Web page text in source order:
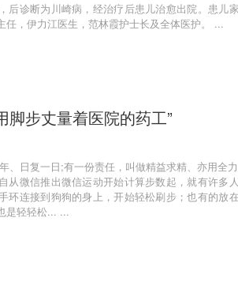
后诊断为川崎病，经治疗后患儿治愈出院。患儿
任，伊力江医生，范林霞护士长及全体医护。 ...
步丈量着医院的药工”
、日复一日;有一份责任，叫做精益求精、亦用全
从微信推出微信运动开始计算步数起，就有许多
环连接到狗狗的身上，开始轻松刷步；也有的放
是轻轻松... ...